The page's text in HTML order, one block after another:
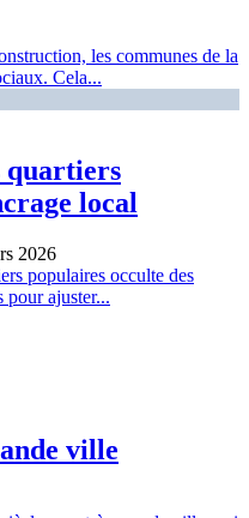
les communes de la
Cela...
quartiers
local
2026
populaires occulte des
pour ajuster...
ville